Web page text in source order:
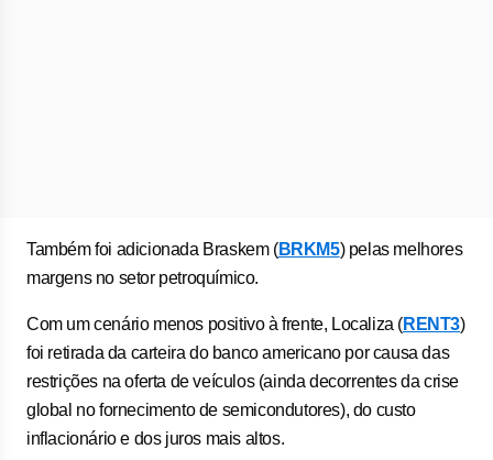
Também foi adicionada Braskem (BRKM5) pelas melhores
margens no setor petroquímico.
Com um cenário menos positivo à frente, Localiza (RENT3)
foi retirada da carteira do banco americano por causa das
restrições na oferta de veículos (ainda decorrentes da crise
global no fornecimento de semicondutores), do custo
inflacionário e dos juros mais altos.